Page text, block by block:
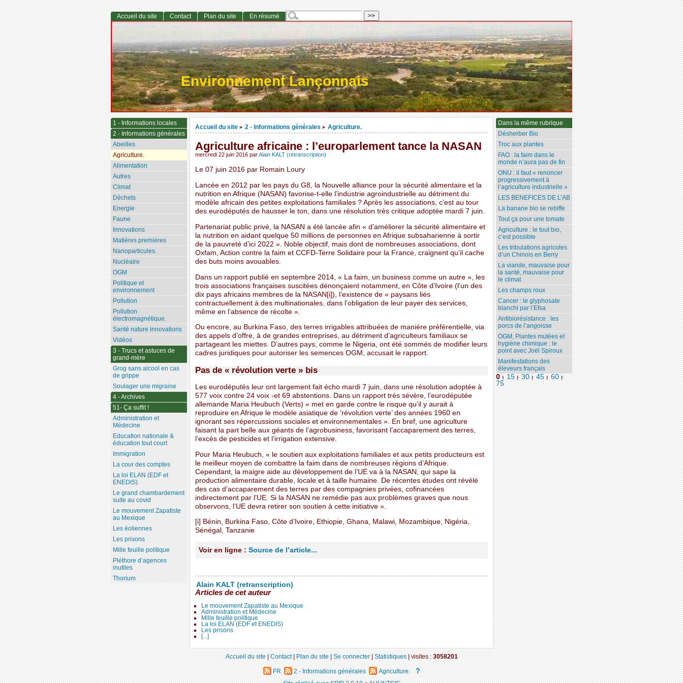
Environnement Lançonnais
Accueil du site > 2 - Informations générales > Agriculture.
Agriculture africaine : l’europarlement tance la NASAN
mercredi 22 juin 2016 parAlain KALT (retranscription)
Le 07 juin 2016 par Romain Loury
Lancée en 2012 par les pays du G8, la Nouvelle alliance pour la sécurité alimentaire et la
nutrition en Afrique (NASAN) favorise-t-elle l’industrie agroindustrielle au détriment du
modèle africain des petites exploitations familiales ? Après les associations, c’est au tour
des eurodéputés de hausser le ton, dans une résolution très critique adoptée mardi 7 juin.
Partenariat public privé, la NASAN a été lancée afin « d’améliorer la sécurité alimentaire et
la nutrition en aidant quelque 50 millions de personnes en Afrique subsaharienne à sortir
de la pauvreté d’ici 2022 ». Noble objectif, mais dont de nombreuses associations, dont
Oxfam, Action contre la faim et CCFD-Terre Solidaire pour la France, craignent qu’il cache
des buts moins avouables.
Dans un rapport publié en septembre 2014, « La faim, un business comme un autre », les
trois associations françaises suscitées dénonçaient notamment, en Côte d’Ivoire (l’un des
dix pays africains membres de la NASAN[i]), l’existence de « paysans liés
contractuellement à des multinationales, dans l’obligation de leur payer des services,
même en l’absence de récolte ».
Ou encore, au Burkina Faso, des terres irrigables attribuées de manière préférentielle, via
des appels d’offre, à de grandes entreprises, au détriment d’agriculteurs familiaux se
partageant les miettes. D’autres pays, comme le Nigeria, ont été sommés de modifier leurs
cadres juridiques pour autoriser les semences OGM, accusait le rapport.
Pas de « révolution verte » bis
Les eurodéputés leur ont largement fait écho mardi 7 juin, dans une résolution adoptée à
577 voix contre 24 voix -et 69 abstentions. Dans un rapport très sévère, l’eurodéputée
allemande Maria Heubuch (Verts) « met en garde contre le risque qu’il y aurait à
reproduire en Afrique le modèle asiatique de ‘révolution verte’ des années 1960 en
ignorant ses répercussions sociales et environnementales ». En bref, une agriculture
faisant la part belle aux géants de l’agrobusiness, favorisant l’accaparement des terres,
l’excès de pesticides et l’irrigation extensive.
Pour Maria Heubuch, « le soutien aux exploitations familiales et aux petits producteurs est
le meilleur moyen de combattre la faim dans de nombreuses régions d’Afrique.
Cependant, la maigre aide au développement de l’UE va à la NASAN, qui sape la
production alimentaire durable, locale et à taille humaine. De récentes études ont révélé
des cas d’accaparement des terres par des compagnies privées, cofinancées
indirectement par l’UE. Si la NASAN ne remédie pas aux problèmes graves que nous
observons, l’UE devra retirer son soutien à cette initiative ».
[i] Bénin, Burkina Faso, Côte d’Ivoire, Ethiopie, Ghana, Malawi, Mozambique, Nigéria,
Sénégal, Tanzanie
Voir en ligne : Source de l’article...
Alain KALT (retranscription)
Articles de cet auteur
Le mouvement Zapatiste au Mexique
Administration et Médecine
Mille feuille politique
La loi ELAN (EDF et ENEDIS)
Les prisons
[...]
Dans la même rubrique
Désherber Bio
Troc aux plantes
FAO : la faim dans le
monde n’aura pas de fin
ONU : il faut « renoncer
progressivement à
l’agriculture industrielle »
LES BENEFICES DE L’AB
La banane bio se rebiffe
Tout ça pour une tomate
Agriculture : le tout bio,
c’est possible
Les tribulations agricoles
d’un Chinois en Berry
La viande, mauvaise pour
la santé, mauvaise pour
le climat
Les champs roux
Cancer : le glyphosate
blanchi par l’Efsa
Antibiorésistance : les
porcs de l’angoisse
OGM, Plantes mutées et
hygiène chimique : le
point avec Joël Spiroux
Manifestations des
éleveurs français
0 | 15 | 30 | 45 | 60 |
75
Accueil du site Contact Plan du site En résumé
1 - Informations locales
2 - Informations générales
Abeilles
Agriculture.
Alimentation
Autres
Climat
Déchets
Energie
Faune
Innovations
Matières premières
Nanoparticules.
Nucléaire
OGM
Politique et
environnement
Pollution
Pollution
électromagnétique.
Santé nature innovations
Vidéos
3 - Trucs et astuces de
grand-mère
Grog sans alcool en cas
de grippe
Soulager une migraine
4 - Archives
51- Ça suffit !
Administration et
Médecine
Education nationale &
éducation tout court
Immigration
La cour des comptes
La loi ELAN (EDF et
ENEDIS)
Le grand chambardement
suite au covid
Le mouvement Zapatiste
au Mexique
Les éoliennes
Les prisons
Mille feuille politique
Pléthore d’agences
inutiles
Thorium
Accueil du site|Contact|Plan du site|Se connecter|Statistiques|visites :3058201
FR 2 - Informations générales Agriculture. ?